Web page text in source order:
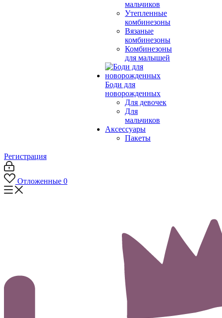
мальчиков
Утепленные
комбинезоны
Вязаные
комбинезоны
Комбинезоны
для малышей
Боди для
новорожденных
Для девочек
Для
мальчиков
Аксессуары
Пакеты
Регистрация
Отложенные 0